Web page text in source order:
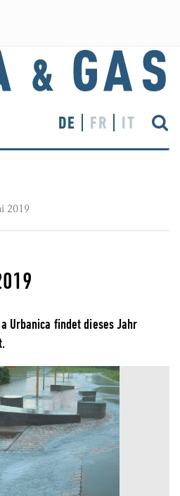
DE FR IT
2019
Urbanica findet dieses Jahr